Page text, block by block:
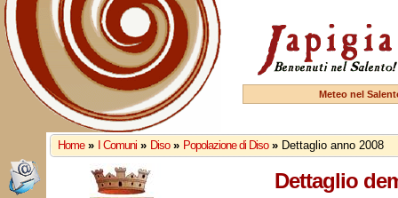
Meteo nel
Home » I Comuni » Diso » Popolazione di Diso » Dettaglio anno 2008
Dettaglio